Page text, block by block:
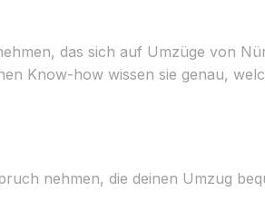
das sich auf Umzüge von
Know-how wissen sie genau,
nehmen, die deinen Umzug